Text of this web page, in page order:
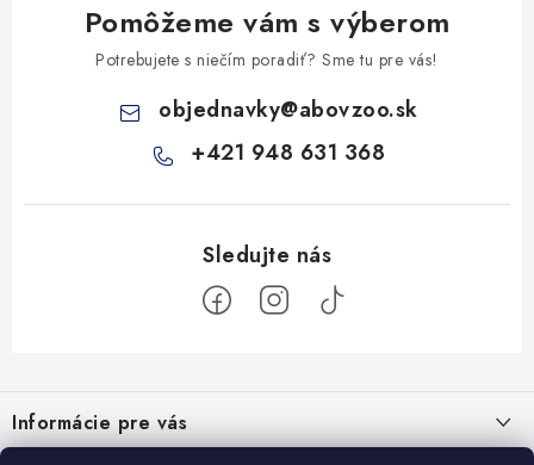
Pomôžeme vám s výberom
Potrebujete s niečím poradiť? Sme tu pre vás!
objednavky@abovzoo.sk
+421 948 631 368
pInformácie pre vás